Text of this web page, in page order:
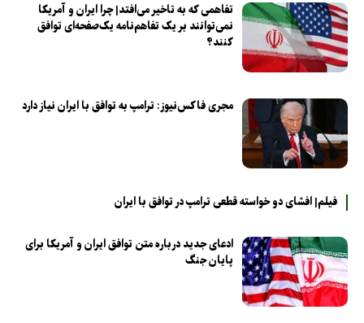
تفاهمی که به تاخیر می‌افتد| چرا ایران و آمریکا
نمی‌توانند بر یک تفاهم‌نامه یک‌صفحه‌ای توافق
کنند؟
مجری فاکس‌نیوز: ترامپ به توافق با ایران نیاز دارد
فیلم| افشای دو خواسته قطعی ترامپ در توافق با ایران
ادعای جدید درباره متن توافق ایران و آمریکا برای
پایان جنگ